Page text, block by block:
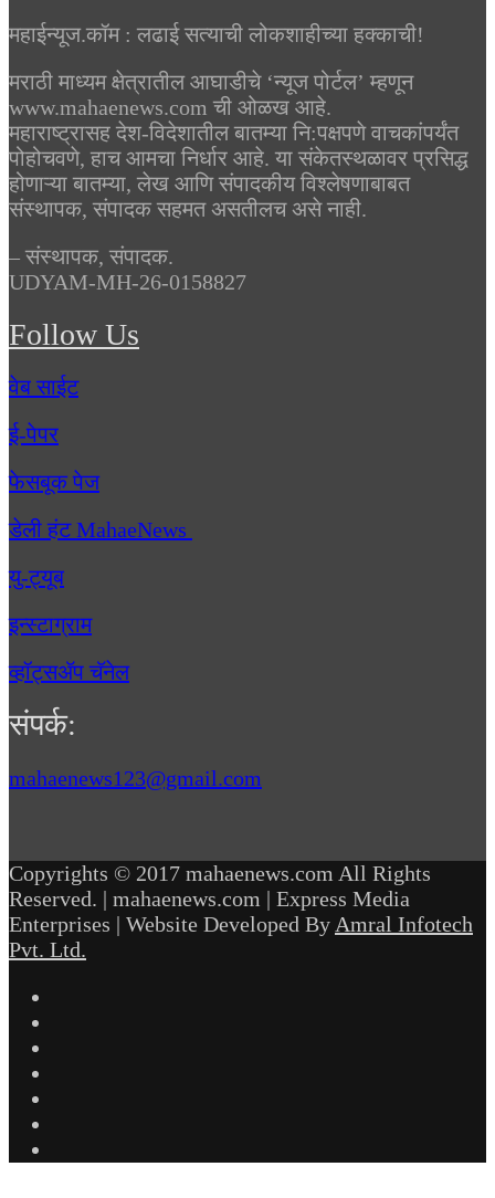
महाईन्यूज.कॉम : लढाई सत्याची लोकशाहीच्या हक्काची!
मराठी माध्यम क्षेत्रातील आघाडीचे ‘न्यूज पोर्टल’ म्हणून
www.mahaenews.com ची ओळख आहे.
महाराष्ट्रासह देश-विदेशातील बातम्या नि:पक्षपणे वाचकांपर्यंत
पोहोचवणे, हाच आमचा निर्धार आहे. या संकेतस्थळावर प्रसिद्ध
होणाऱ्या बातम्या, लेख आणि संपादकीय विश्लेषणाबाबत
संस्थापक, संपादक सहमत असतीलच असे नाही.
– संस्थापक, संपादक.
UDYAM-MH-26-0158827
Follow Us
वेब साईट
ई-पेपर
फेसबूक पेज
डेली हंट MahaeNews
यु-ट्यूब
इन्स्टाग्राम
व्हॉट्सॲप चॅनेल
संपर्क:
mahaenews123@gmail.com
Copyrights © 2017 mahaenews.com All Rights
Reserved. | mahaenews.com | Express Media
Enterprises | Website Developed By Amral Infotech
Pvt. Ltd.